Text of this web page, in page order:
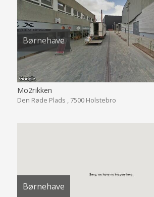
Børnehave
Mo2rikken
Den Røde Plads , 7500 Holstebro
Børnehave